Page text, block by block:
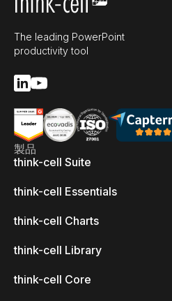
The leading PowerPoint
productivity tool
製品
think-cell Suite
think-cell Essentials
think-cell Charts
think-cell Library
think-cell Core